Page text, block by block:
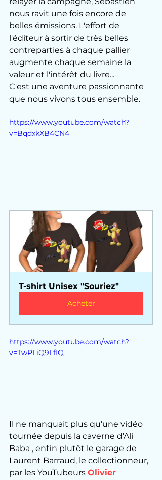
nous ravit une fois encore de
belles émissions. L'effort de
l'éditeur à sortir de très belles
contreparties à chaque pallier
augmente chaque semaine la
valeur et l'intérêt du livre...
C'est une aventure passionnante
que nous vivons tous ensemble.
https://www.youtube.com/watch?
v=BqdxkXB4CN4
T-shirt Unisex "Souriez"
Acheter
https://www.youtube.com/watch?
v=TwPLiQ9LfIQ
Il ne manquait plus qu'une vidéo
tournée depuis la caverne d'Ali
Baba , enfin plutôt le garage de
Laurent Barraud, le collectionneur,
par les YouTubeurs Olivier